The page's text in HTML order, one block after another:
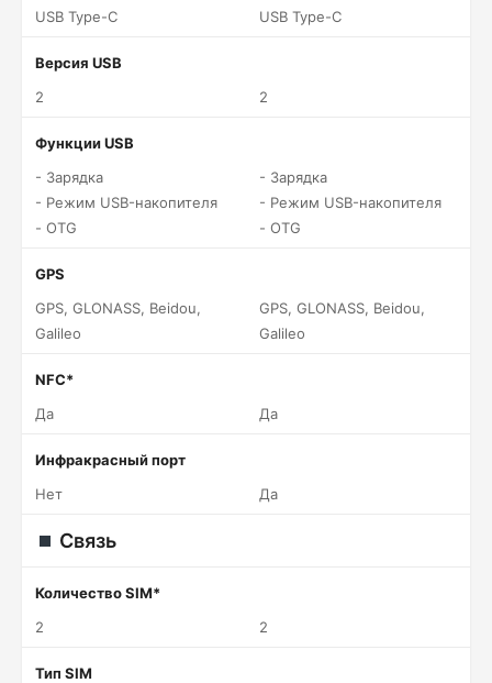
USB Type-C
USB Type-C
Версия USB
2
2
Функции USB
- Зарядка
- Режим USB-накопителя
- OTG
- Зарядка
- Режим USB-накопителя
- OTG
GPS
GPS, GLONASS, Beidou,
Galileo
GPS, GLONASS, Beidou,
Galileo
NFC*
Да
Да
Инфракрасный порт
Нет
Да
Связь
Количество SIM*
2
2
Тип SIM